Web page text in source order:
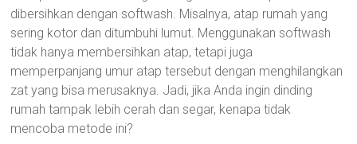
dibersihkan dengan softwash. Misalnya, atap rumah yang
sering kotor dan ditumbuhi lumut. Menggunakan softwash
tidak hanya membersihkan atap, tetapi juga
memperpanjang umur atap tersebut dengan menghilangkan
zat yang bisa merusaknya. Jadi, jika Anda ingin dinding
rumah tampak lebih cerah dan segar, kenapa tidak
mencoba metode ini?